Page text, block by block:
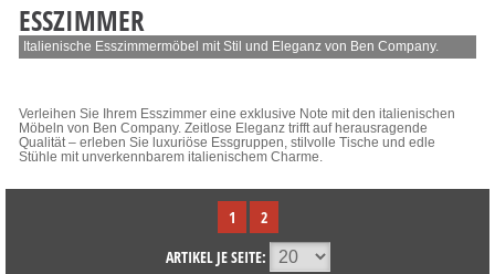
ESSZIMMER
Italienische Esszimmermöbel mit Stil und Eleganz von Ben Company.
Verleihen Sie Ihrem Esszimmer eine exklusive Note mit den italienischen
Möbeln von Ben Company. Zeitlose Eleganz trifft auf herausragende
Qualität – erleben Sie luxuriöse Essgruppen, stilvolle Tische und edle
Stühle mit unverkennbarem italienischem Charme.
1
2
ARTIKEL JE SEITE: